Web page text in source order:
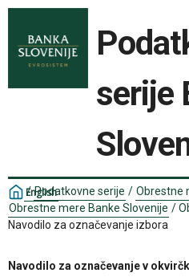
serije
English
/ Podatkovne serije / Obrestne
Obrestne mere Banke Slovenije /
Navodilo za označevanje izbora
Navodilo za označevanje v